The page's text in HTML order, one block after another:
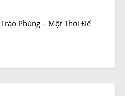
Trào Phúng – Một Thời Để